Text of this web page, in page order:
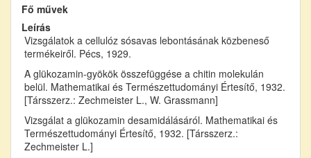
Fő művek
Leírás
Vizsgálatok a cellulóz sósavas lebontásának közbeneső
termékeiről. Pécs, 1929.
A glükozamin-gyökök összefüggése a chitin molekulán
belül. Mathematikai és Természettudományi Értesítő, 1932.
[Társszerz.: Zechmeister L., W. Grassmann]
Vizsgálat a glükozamin desamidálásáról. Mathematikai és
Természettudományi Értesítő, 1932. [Társszerz.:
Zechmeister L.]